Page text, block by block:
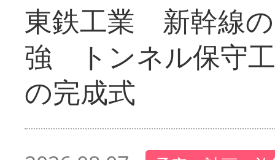
東鉄工業 新幹線
強 トンネル保守
の完成式